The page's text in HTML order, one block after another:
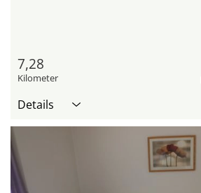
7,28
Kilometer
Details